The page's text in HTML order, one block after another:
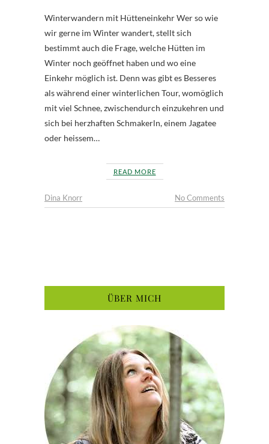
Winterwandern mit Hütteneinkehr Wer so wie
wir gerne im Winter wandert, stellt sich
bestimmt auch die Frage, welche Hütten im
Winter noch geöffnet haben und wo eine
Einkehr möglich ist. Denn was gibt es Besseres
als während einer winterlichen Tour, womöglich
mit viel Schnee, zwischendurch einzukehren und
sich bei herzhaften Schmakerln, einem Jagatee
oder heissem…
READ MORE
Dina Knorr No Comments
ÜBER MICH